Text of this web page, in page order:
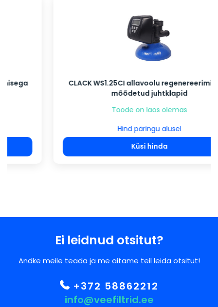
CLACK WS1.25CI allavoolu regenereerimisega
mõõdetud juhtklapid
Toode on laos olemas
Hind päringu alusel
Ei leidnud otsitut?
Andke meile teada ja me aitame teil leida otsitut!
+372 58862212
info@veefiltrid.ee